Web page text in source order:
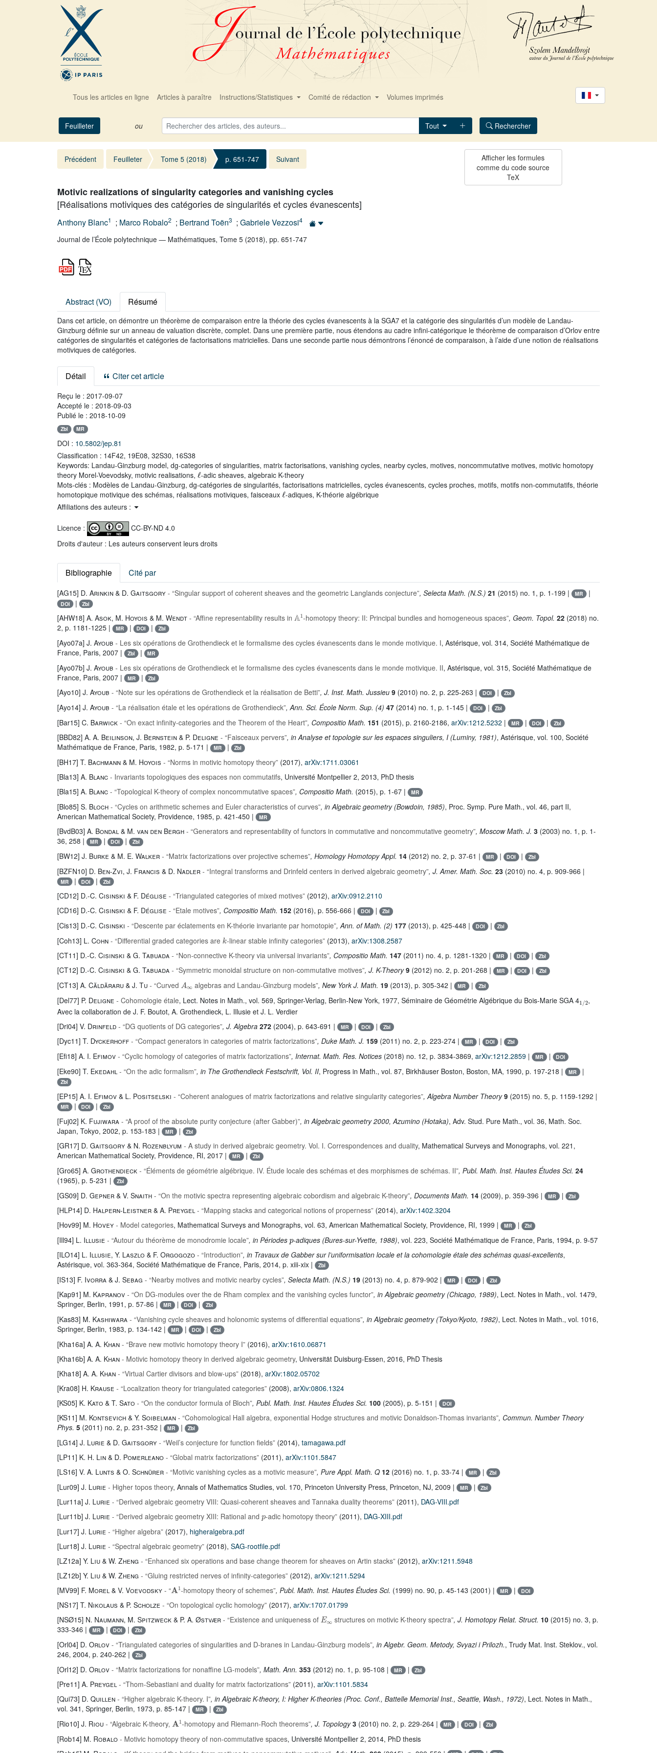
Tous les articles en ligne Articles à paraître Instructions/Statistiques Comité de rédaction Volumes imprimés
Feuilleter ou Tout Rechercher
Précédent Feuilleter Tome 5 (2018) p. 651-747 Suivant
Motivic realizations of singularity categories and vanishing cycles
[Réalisations motiviques des catégories de singularités et cycles évanescents]
Anthony Blanc1 ; Marco Robalo2 ; Bertrand Toën3 ; Gabriele Vezzosi4
Journal de l’École polytechnique — Mathématiques, Tome 5 (2018), pp. 651-747
Abstract (VO) Résumé
Dans cet article, on démontre un théorème de comparaison entre la théorie des cycles évanescents à la SGA7 et la catégorie des singularités d’un modèle de Landau-
Ginzburg définie sur un anneau de valuation discrète, complet. Dans une première partie, nous étendons au cadre infini-catégorique le théorème de comparaison d’Orlov entre
catégories de singularités et catégories de factorisations matricielles. Dans une seconde partie nous démontrons l’énoncé de comparaison, à l’aide d’une notion de réalisations
motiviques de catégories.
Détail Citer cet article
Reçu le : 2017-09-07
Accepté le : 2018-09-03
Publié le : 2018-10-09
Zbl MR
DOI : 10.5802/jep.81
Classification : 14F42, 19E08, 32S30, 16S38
Keywords: Landau-Ginzburg model, dg-categories of singularities, matrix factorisations, vanishing cycles, nearby cycles, motives, noncommutative motives, motivic homotopy
theory Morel-Voevodsky, motivic realisations, ℓ-adic sheaves, algebraic K-theory
Mots-clés : Modèles de Landau-Ginzburg, dg-catégories de singularités, factorisations matricielles, cycles évanescents, cycles proches, motifs, motifs non-commutatifs, théorie
homotopique motivique des schémas, réalisations motiviques, faisceaux ℓ-adiques, K-théorie algébrique
Affiliations des auteurs :
Licence :
CC-BY-ND 4.0
Droits d'auteur : Les auteurs conservent leurs droits
Bibliographie Cité par
[AG15] D. Arinkin & D. Gaitsgory - “Singular support of coherent sheaves and the geometric Langlands conjecture”, Selecta Math. (N.S.) 21 (2015) no. 1, p. 1-199 | MR |
DOI | Zbl
[AHW18] A. Asok, M. Hoyois & M. Wendt - “Affine representability results in 𝔸 1-homotopy theory: II: Principal bundles and homogeneous spaces”, Geom. Topol. 22(2018) no.
2, p. 1181-1225 |
MR | DOI | Zbl
[Ayo07a] J. Ayoub - Les six opérations de Grothendieck et le formalisme des cycles évanescents dans le monde motivique. I, Astérisque, vol. 314, Société Mathématique de
France, Paris, 2007 |
Zbl | MR
[Ayo07b] J. Ayoub - Les six opérations de Grothendieck et le formalisme des cycles évanescents dans le monde motivique. II, Astérisque, vol. 315, Société Mathématique de
France, Paris, 2007 |
MR | Zbl
[Ayo10] J. Ayoub - “Note sur les opérations de Grothendieck et la réalisation de Betti”, J. Inst. Math. Jussieu 9 (2010) no. 2, p. 225-263 | DOI | Zbl
[Ayo14] J. Ayoub - “La réalisation étale et les opérations de Grothendieck”, Ann. Sci. École Norm. Sup. (4) 47 (2014) no. 1, p. 1-145 | DOI | Zbl
[Bar15] C. Barwick - “On exact infinity-categories and the Theorem of the Heart”, Compositio Math. 151 (2015), p. 2160-2186, arXiv:1212.5232 | MR | DOI | Zbl
[BBD82] A. A. Beilinson, J. Bernstein & P. Deligne - “Faisceaux pervers”, in Analyse et topologie sur les espaces singuliers, I (Luminy, 1981), Astérisque, vol. 100, Société
Mathématique de France, Paris, 1982, p. 5-171 |
MR | Zbl
[BH17] T. Bachmann & M. Hoyois - “Norms in motivic homotopy theory” (2017), arXiv:1711.03061
[Bla13] A. Blanc - Invariants topologiques des espaces non commutatifs, Université Montpellier 2, 2013, PhD thesis
[Bla15] A. Blanc - “Topological K-theory of complex noncommutative spaces”, Compositio Math. (2015), p. 1-67 | MR
[Blo85] S. Bloch - “Cycles on arithmetic schemes and Euler characteristics of curves”, in Algebraic geometry (Bowdoin, 1985), Proc. Symp. Pure Math., vol. 46, part II,
American Mathematical Society, Providence, 1985, p. 421-450 |
MR
[BvdB03] A. Bondal & M. van den Bergh - “Generators and representability of functors in commutative and noncommutative geometry”, Moscow Math. J. 3 (2003) no. 1, p. 1-
36, 258 |
MR | DOI | Zbl
[BW12] J. Burke & M. E. Walker - “Matrix factorizations over projective schemes”, Homology Homotopy Appl. 14 (2012) no. 2, p. 37-61 | MR | DOI | Zbl
[BZFN10] D. Ben-Zvi, J. Francis & D. Nadler - “Integral transforms and Drinfeld centers in derived algebraic geometry”, J. Amer. Math. Soc. 23 (2010) no. 4, p. 909-966 |
MR | DOI | Zbl
[CD12] D.-C. Cisinski & F. Déglise - “Triangulated categories of mixed motives” (2012), arXiv:0912.2110
[CD16] D.-C. Cisinski & F. Déglise - “Etale motives”, Compositio Math. 152 (2016), p. 556-666 | DOI | Zbl
[Cis13] D.-C. Cisinski - “Descente par éclatements en K-théorie invariante par homotopie”, Ann. of Math. (2) 177 (2013), p. 425-448 | DOI | Zbl
[Coh13] L. Cohn - “Differential graded categories are -linear stable infinity categories”(2013), arXiv:1308.2587
[CT11] D.-C. Cisinski & G. Tabuada - “Non-connective K-theory via universal invariants”, Compositio Math. 147 (2011) no. 4, p. 1281-1320 | MR | DOI | Zbl
[CT12] D.-C. Cisinski & G. Tabuada - “Symmetric monoidal structure on non-commutative motives”, J. K-Theory9 (2012) no. 2, p. 201-268 | MR | DOI | Zbl
[CT13] A. Căldăraru & J. Tu - “Curved A algebras and Landau-Ginzburg models”, New York J. Math. 19 (2013), p. 305-342 | MR | Zbl
[Del77] P. Deligne - Cohomologie étale, Lect. Notes in Math., vol. 569, Springer-Verlag, Berlin-New York, 1977, Séminaire de Géométrie Algébrique du Bois-Marie SGA 4
,
Avec la collaboration de J. F. Boutot, A. Grothendieck, L. Illusie et J. L. Verdier
[Dri04] V. Drinfeld - “DG quotients of DG categories”, J. Algebra 272 (2004), p. 643-691 | MR | DOI | Zbl
[Dyc11] T. Dyckerhoff - “Compact generators in categories of matrix factorizations”, Duke Math. J. 159 (2011) no. 2, p. 223-274 | MR | DOI | Zbl
[Efi18] A. I. Efimov - “Cyclic homology of categories of matrix factorizations”, Internat. Math. Res. Notices (2018) no. 12, p. 3834-3869, arXiv:1212.2859 | MR | DOI
[Eke90] T. Ekedahl - “On the adic formalism”, in The Grothendieck Festschrift, Vol. II, Progress in Math., vol. 87, Birkhäuser Boston, Boston, MA, 1990, p. 197-218 | MR |
Zbl
[EP15] A. I. Efimov & L. Positselski - “Coherent analogues of matrix factorizations and relative singularity categories”, Algebra Number Theory9 (2015) no. 5, p. 1159-1292 |
MR | DOI | Zbl
[Fuj02] K. Fujiwara - “A proof of the absolute purity conjecture (after Gabber)”, in Algebraic geometry 2000, Azumino (Hotaka), Adv. Stud. Pure Math., vol. 36, Math. Soc.
Japan, Tokyo, 2002, p. 153-183 |
MR | Zbl
[GR17] D. Gaitsgory & N. Rozenblyum - A study in derived algebraic geometry. Vol. I. Correspondences and duality, Mathematical Surveys and Monographs, vol. 221 ,
American Mathematical Society, Providence, RI, 2017 |
MR | Zbl
[Gro65] A. Grothendieck - “Éléments de géométrie algébrique. IV. Étude locale des schémas et des morphismes de schémas. II”, Publ. Math. Inst. Hautes Études Sci. 24
(1965), p. 5-231 |
Zbl
[GS09] D. Gepner & V. Snaith - “On the motivic spectra representing algebraic cobordism and algebraic K-theory”, Documents Math. 14 (2009), p. 359-396 | MR | Zbl
[HLP14] D. Halpern-Leistner & A. Preygel- “Mapping stacks and categorical notions of properness” (2014), arXiv:1402.3204
[Hov99] M. Hovey - Model categories, Mathematical Surveys and Monographs, vol. 63, American Mathematical Society, Providence, RI, 1999 | MR | Zbl
[Ill94] L. Illusie - “Autour du théorème de monodromie locale”, in Périodes -adiques (Bures-sur-Yvette, 1988), vol. 223, Société Mathématique de France, Paris, 1994, p. 9-57
[ILO14] L. Illusie, Y. Laszlo & F. Orgogozo - “Introduction”, in Travaux de Gabber sur l’uniformisation locale et la cohomologie étale des schémas quasi-excellents,
Astérisque, vol. 363-364, Société Mathématique de France, Paris, 2014, p. xiii-xix | Zbl
[IS13] F. Ivorra & J. Sebag - “Nearby motives and motivic nearby cycles”, Selecta Math. (N.S.) 19 (2013) no. 4, p. 879-902 | MR | DOI | Zbl
[Kap91] M. Kapranov - “On DG-modules over the de Rham complex and the vanishing cycles functor”, in Algebraic geometry (Chicago, 1989), Lect. Notes in Math., vol. 1479,
Springer, Berlin, 1991, p. 57-86 |
MR | DOI | Zbl
[Kas83] M. Kashiwara - “Vanishing cycle sheaves and holonomic systems of differential equations”, in Algebraic geometry (Tokyo/Kyoto, 1982), Lect. Notes in Math., vol. 1016,
Springer, Berlin, 1983, p. 134-142 |
MR | DOI | Zbl
[Kha16a] A. A. Khan - “Brave new motivic homotopy theory I” (2016), arXiv:1610.06871
[Kha16b] A. A. Khan - Motivic homotopy theory in derived algebraic geometry, Universität Duisburg-Essen, 2016, PhD Thesis
[Kha18] A. A. Khan - “Virtual Cartier divisors and blow-ups” (2018), arXiv:1802.05702
[Kra08] H. Krause - “Localization theory for triangulated categories” (2008), arXiv:0806.1324
[KS05] K. Kato & T. Sato - “On the conductor formula of Bloch”, Publ. Math. Inst. Hautes Études Sci. 100 (2005), p. 5-151 | DOI
[KS11] M. Kontsevich & Y. Soibelman - “Cohomological Hall algebra, exponential Hodge structures and motivic Donaldson-Thomas invariants”, Commun. Number Theory
Phys. 5 (2011) no. 2, p. 231-352 | MR | Zbl
[LG14] J. Lurie & D. Gaitsgory - “Weil’s conjecture for function fields” (2014), tamagawa.pdf
[LP11] K. H. Lin & D. Pomerleano - “Global matrix factorizations” (2011), arXiv:1101.5847
[LS16] V. A. Lunts & O. Schnürer - “Motivic vanishing cycles as a motivic measure”, Pure Appl. Math. Q 12 (2016) no. 1, p. 33-74 | MR | Zbl
[Lur09] J. Lurie - Higher topos theory, Annals of Mathematics Studies, vol. 170, Princeton University Press, Princeton, NJ, 2009 | MR | Zbl
[Lur11a] J. Lurie - “Derived algebraic geometry VIII: Quasi-coherent sheaves and Tannaka duality theorems” (2011), DAG-VIII.pdf
[Lur11b] J. Lurie - “Derived algebraic geometry XIII: Rational and -adic homotopy theory” (2011), DAG-XIII.pdf
[Lur17] J. Lurie - “Higher algebra” (2017), higheralgebra.pdf
[Lur18] J. Lurie - “Spectral algebraic geometry” (2018), SAG-rootfile.pdf
[LZ12a] Y. Liu & W. Zheng - “Enhanced six operations and base change theorem for sheaves on Artin stacks” (2012), arXiv:1211.5948
[LZ12b] Y. Liu & W. Zheng - “Gluing restricted nerves of infinity-categories” (2012), arXiv:1211.5294
[MV99] F. Morel & V. Voevodsky - “ 1-homotopy theory of schemes”, Publ. Math. Inst. Hautes Études Sci. (1999) no. 90, p. 45-143 (2001) | MR | DOI
[NS17] T. Nikolaus & P. Scholze - “On topological cyclic homology” (2017), arXiv:1707.01799
[NSØ15] N. Naumann, M. Spitzweck & P. A. Østvær - “Existence and uniqueness of E∞ structures on motivic K-theory spectra”, J. Homotopy Relat. Struct. 10(2015) no. 3, p.
333-346 |
MR | DOI | Zbl
[Orl04] D. Orlov - “Triangulated categories of singularities and D-branes in Landau-Ginzburg models”, in Algebr. Geom. Metody, Svyazi i Prilozh., Trudy Mat. Inst. Steklov., vol.
246, 2004, p. 240-262 | Zbl
[Orl12] D. Orlov - “Matrix factorizations for nonaffine LG-models”, Math. Ann. 353 (2012) no. 1, p. 95-108 | MR | Zbl
[Pre11] A. Preygel- “Thom-Sebastiani and duality for matrix factorizations” (2011), arXiv:1101.5834
[Qui73] D. Quillen - “Higher algebraic K-theory. I”, in Algebraic K-theory, I: Higher K-theories (Proc. Conf., Battelle Memorial Inst., Seattle, Wash., 1972), Lect. Notes in Math.,
vol. 341 , Springer, Berlin, 1973, p. 85-147 | MR | Zbl
[Rio10] J. Riou - “Algebraic K-theory, A 1-homotopy and Riemann-Roch theorems”, J. Topology3 (2010) no. 2, p. 229-264 | MR | DOI | Zbl
[Rob14] M. Robalo - Motivic homotopy theory of non-commutative spaces, Université Montpellier 2, 2014, PhD thesis